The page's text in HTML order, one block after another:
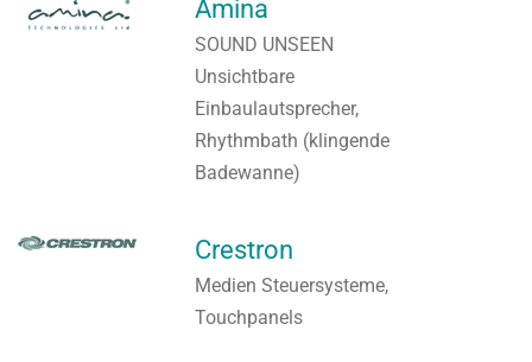
Amina
SOUND UNSEEN
Unsichtbare
Einbaulautsprecher,
Rhythmbath (klingende
Badewanne)
Crestron
Medien Steuersysteme,
Touchpanels